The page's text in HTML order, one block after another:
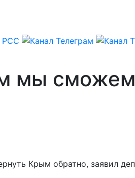
мы сможем
Крым обратно, заявил